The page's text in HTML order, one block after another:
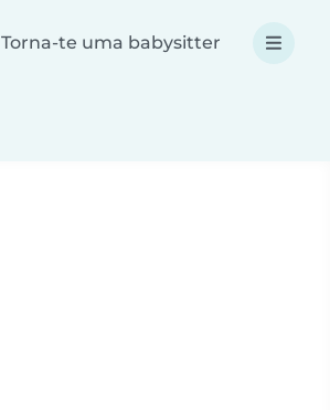
Torna-te uma babysitter